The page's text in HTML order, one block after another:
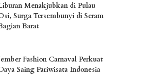
Menakjubkan di Pulau
Surga Tersembunyi di Seram
Barat
Fashion Carnaval Perkuat
Saing Pariwisata Indonesia